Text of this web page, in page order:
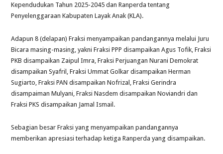
Kependudukan Tahun 2025-2045 dan Ranperda tentang
Penyelenggaraan Kabupaten Layak Anak (KLA).
Adapun 8 (delapan) Fraksi menyampaikan pandangannya melalui Juru
Bicara masing-masing, yakni Fraksi PPP disampaikan Agus Tofik, Fraksi
PKB disampaikan Zaipul Imra, Fraksi Perjuangan Nurani Demokrat
disampaikan Syafril, Fraksi Ummat Golkar disampaikan Herman
Sugiarto, Fraksi PAN disampaikan Nofrizal, Fraksi Gerindra
disampaiman Mulyani, Fraksi Nasdem disampaikan Noviandri dan
Fraksi PKS disampaikan Jamal Ismail.
Sebagian besar Fraksi yang menyampaikan pandangannya
memberikan apresiasi terhadap ketiga Ranperda yang disampaikan.